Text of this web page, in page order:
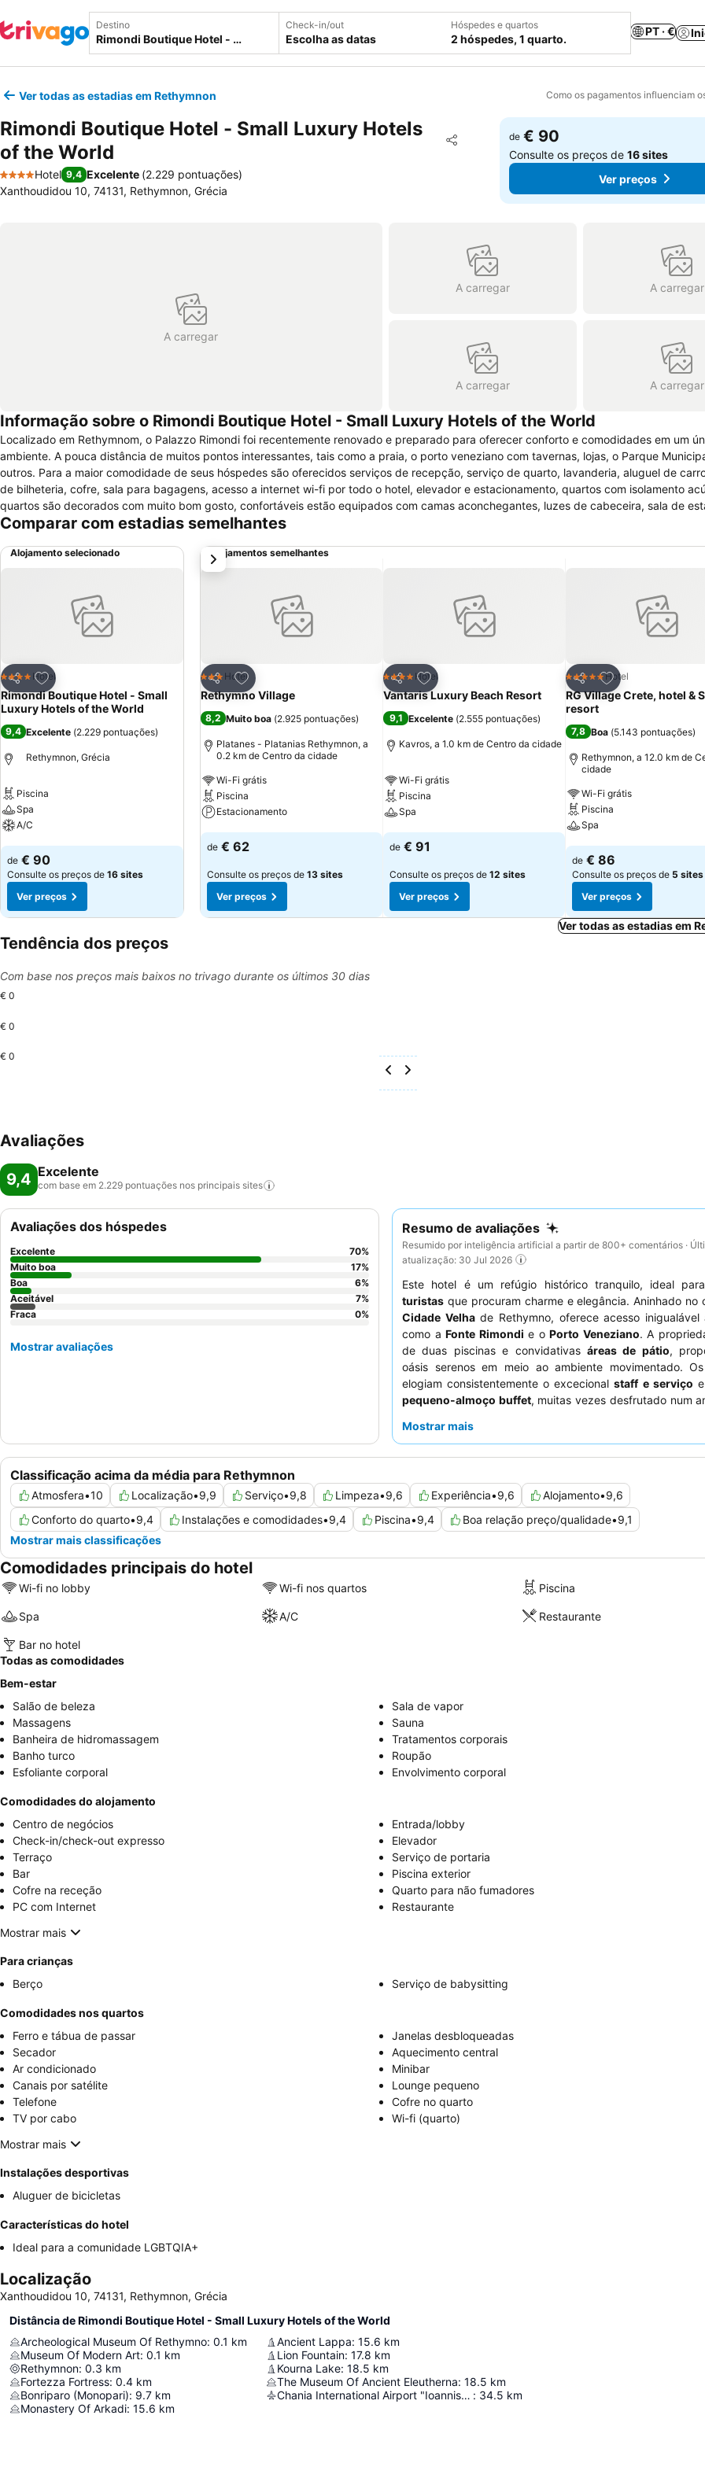
Destino Check-in/out
Escolha as datas
Hóspedes e quartos
2 hóspedes, 1 quarto.
PT · €
Ver todas as estadias em Rethymnon Como os pagamentos influenciam
Rimondi Boutique Hotel - Small Luxury Hotels
of the World
Partilhar
Adicionar aos favoritos
4 Estrelas
Hotel 9,4 Excelente (2.229 pontuações)
Xanthoudidou 10, 74131, Rethymnon, Grécia
de € 90
Consulte os preços de16 sites
Ver preços
A carregar
A carregar A carregar
A carregar A carregar
Informação sobre o Rimondi Boutique Hotel - Small Luxury Hotels of the World
Localizado em Rethymnom, o Palazzo Rimondi foi recentemente renovado e preparado para oferecer conforto e comodidades em um
ambiente. A pouca distância de muitos pontos interessantes, tais como a praia, o porto veneziano com tavernas, lojas, o Parque
outros. Para a maior comodidade de seus hóspedes são oferecidos serviços de recepção, serviço de quarto, lavanderia, aluguel de carros, serviço
de bilheteria, cofre, sala para bagagens, acesso a internet wi-fi por todo o hotel, elevador e estacionamento, quartos com isolamento
quartos são decorados com muito bom gosto, confortáveis estão equipados com camas aconchegantes, luzes de cabeceira, sala de
jantar, cozinha, ar-condicionado, televisão com canais de música, cofre, banheiro privativo e outras facilidades. Os hóspedes poderão realizar
para crianças, terraço e muito mais. Os hóspedes poderão começar muito bem o dia, desfrutando de um rico café da manhã com especialidades
tradicionais, na sala de pequeno-almoço.
Comparar com estadias semelhantes
Alojamento selecionado
Partilhar
Adicionar aos favoritos
4 EstrelasHotel
Rimondi Boutique Hotel - Small
Luxury Hotels of the World
9,4 Excelente (2.229 pontuações)
Rethymnon, Grécia
Piscina
Spa
A/C
Ver preços
de € 90
Consulte os preços de 16 sites
Ver preços
Alojamentos semelhantes
Partilhar
Adicionar aos favoritos
3 Estrelas
Hotel
Rethymno Village
8,2 Muito boa (2.925 pontuações)
Platanes - Platanias Rethymnon, a
0.2 km de Centro da cidade
Wi-Fi grátis
Piscina
Estacionamento
Ver preços
de € 62
Consulte os preços de 13 sites
Ver preços
Partilhar
Adicionar aos favoritos
4 EstrelasHotel
Vantaris Luxury Beach Resort
9,1 Excelente (2.555 pontuações)
Kavros, a 1.0 km de Centro da cidade
Wi-Fi grátis
Piscina
Spa
Ver preços
de € 91
Consulte os preços de 12 sites
Ver preços
Partilhar
Adicionar aos
5 EstrelasHotel
RG Village Crete, hotel &
resort
7,8 Boa (5.143 pontuações)
Rethymnon, a 12.0 km de
cidade
Wi-Fi grátis
Piscina
Spa
Ver preços
de € 86
Consulte os preços de 5 sites
Ver preços
próximo
Ver todas as estadias em
Tendência dos preços
Com base nos preços mais baixos no trivago durante os últimos 30 dias
€ 0
€ 0
€ 0
Avaliações
9,4 Excelente
com base em 2.229 pontuações nos principais sites
Resumo de avaliações
Resumido por inteligência artificial a partir de 800+ comentários ·
atualização: 30 Jul 2026
Este hotel é um refúgio histórico tranquilo, ideal
turistas que procuram charme e elegância. Aninhado no
Cidade Velhade Rethymno, oferece acesso inigualável
como a Fonte Rimondi e o Porto Veneziano. A
de duas piscinas e convidativas áreas de pátio,
oásis serenos em meio ao ambiente movimentado.
elogiam consistentemente o excecionalstaff e serviço
pequeno-almoço buffet, muitas vezes desfrutado num
dois andares para apreciar o caráter distinto do hotel.
Mostrar mais
Classificação acima da média para Rethymnon
Atmosfera•10 Localização•9,9 Serviço•9,8 Limpeza•9,6 Experiência•9,6 Alojamento•9,6
Conforto do quarto•9,4 Instalações e comodidades•9,4 Piscina•9,4 Boa relação preço/qualidade•9,1
Mostrar mais classificações
Avaliações dos hóspedes
Excelente 70%
Muito boa
17%
Boa
6%
Aceitável
7%
Fraca
0%
Mostrar avaliações
Comodidades principais do hotel
Wi-fi no lobby Wi-fi nos quartos Piscina
Spa A/C Restaurante
Bar no hotel
Todas as comodidades
Bem-estar
Salão de beleza
Sala de vapor
Massagens
Sauna
Banheira de hidromassagem
Tratamentos corporais
Banho turco
Roupão
Esfoliante corporal
Envolvimento corporal
Comodidades do alojamento
Centro de negócios
Entrada/lobby
Check-in/check-out expresso
Elevador
Terraço
Serviço de portaria
Bar
Piscina exterior
Cofre na receção
Quarto para não fumadores
PC com Internet
Restaurante
Mostrar mais
Para crianças
Berço
Serviço de babysitting
Comodidades nos quartos
Ferro e tábua de passar
Janelas desbloqueadas
Secador
Aquecimento central
Ar condicionado
Minibar
Canais por satélite
Lounge pequeno
Telefone
Cofre no quarto
TV por cabo
Wi-fi (quarto)
Mostrar mais
Instalações desportivas
Aluguer de bicicletas
Características do hotel
Ideal para a comunidade LGBTQIA+
Localização
Xanthoudidou 10, 74131, Rethymnon, Grécia
Distância de Rimondi Boutique Hotel - Small Luxury Hotels of the World
Archeological Museum Of Rethymno: 0.1 km
Museum Of Modern Art: 0.1 km
Rethymnon: 0.3 km
Fortezza Fortress: 0.4 km
Bonriparo (Monopari): 9.7 km
Monastery Of Arkadi: 15.6 km
Ancient Lappa: 15.6 km
Lion Fountain: 17.8 km
Kourna Lake: 18.5 km
The Museum Of Ancient Eleutherna: 18.5 km
Chania International Airport "Ioannis Daskalogiannis" : 34.5 km